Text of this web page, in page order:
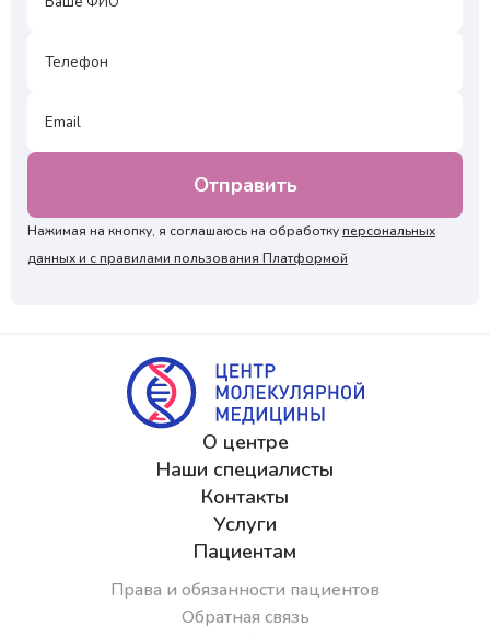
Нажимая на кнопку, я соглашаюсь на обработкуперсональных
данных и с правилами пользования Платформой
О центре
Наши специалисты
Контакты
Услуги
Пациентам
Права и обязанности пациентов
Обратная связь